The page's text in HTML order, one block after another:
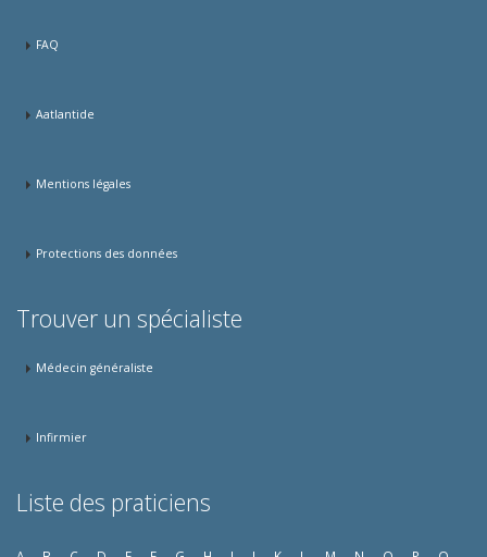
FAQ
Aatlantide
Mentions légales
Protections des données
Trouver un spécialiste
Médecin généraliste
Infirmier
Liste des praticiens